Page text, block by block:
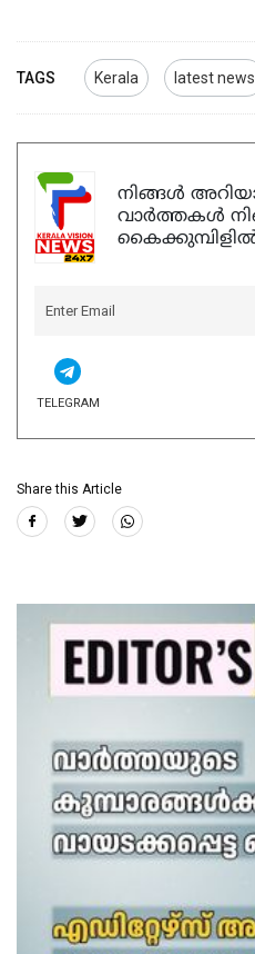
TAGS Kerala latest news
നിങ്ങൾ
വാർത്തകൾ
TELEGRAM
Share this Article